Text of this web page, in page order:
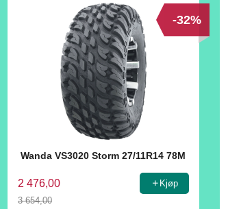
Wanda VS3020 Storm 27/11R14 78M
2 476,00
3 654,00
-32%
Kjøp